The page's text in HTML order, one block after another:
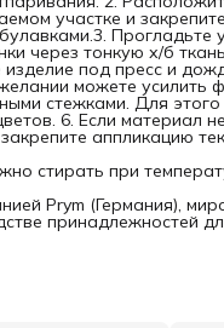
участке и
Прогладьте
через тонкую х/б
под пресс и
можете усилить
стежками. Для этого
6. Если материал
аппликацию
стирать при
Prym (Германия),
принадлежностей